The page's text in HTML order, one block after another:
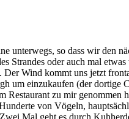
unterwegs, so dass wir den
Strandes oder auch mal
Wind kommt uns jetzt
um einzukaufen (der
Restaurant zu mir
von Vögeln,
Mal geht es durch